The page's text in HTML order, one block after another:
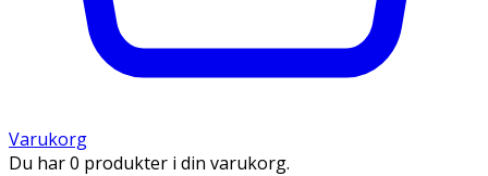
Varukorg
Du har 0 produkter i din varukorg.